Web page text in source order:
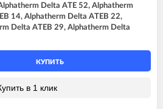
Delta ATE 52, Alphatherm
14, Alphatherm Delta ATEB 22,
Delta ATEB 29, Alphatherm Delta
КУПИТЬ
в 1 клик